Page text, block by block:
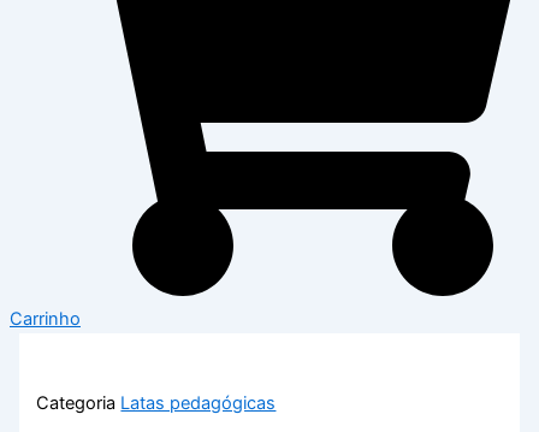
Carrinho
Categoria Latas pedagógicas